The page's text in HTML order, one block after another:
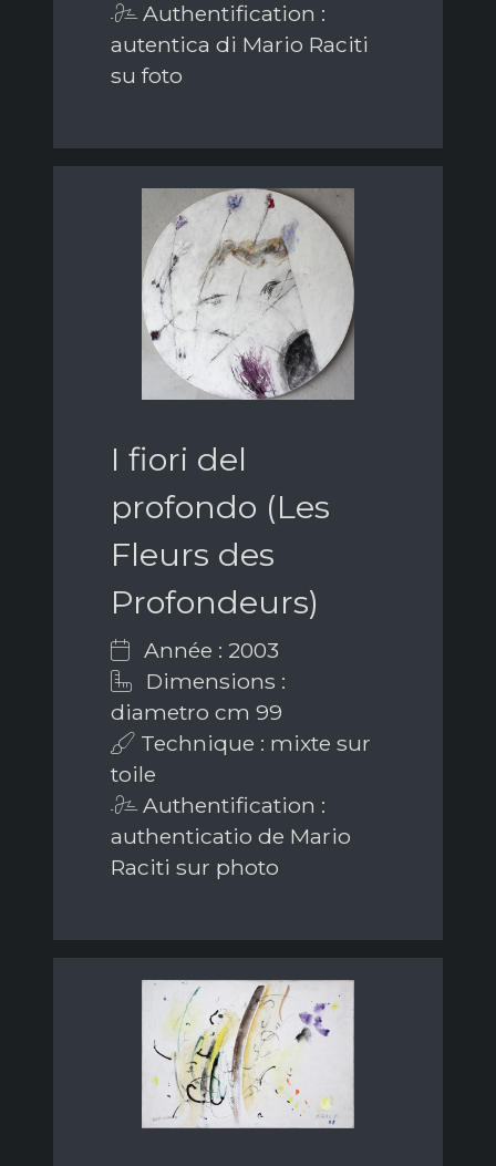
Authentification :
autentica di Mario Raciti
su foto
I fiori del
profondo (Les
Fleurs des
Profondeurs)
Année : 2003
Dimensions :
diametro cm 99
Technique : mixte sur
toile
Authentification :
authenticatio de Mario
Raciti sur photo